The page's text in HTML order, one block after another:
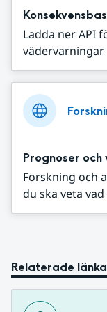
Ladda ner API
vädervarningar
Prognoser
Forskning och
du ska veta
Relaterade